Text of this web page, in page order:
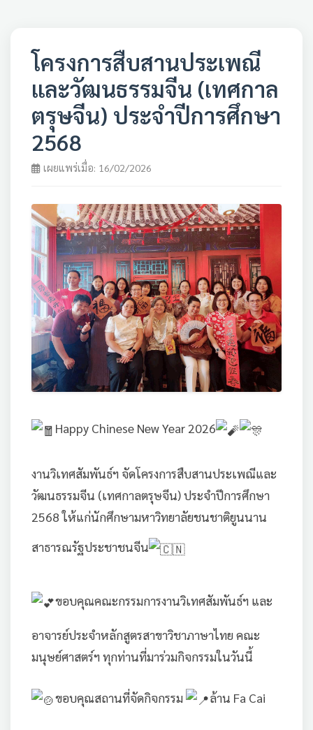
โครงการสืบสานประเพณี
และวัฒนธรรมจีน (เทศกาล
ตรุษจีน) ประจำปีการศึกษา
2568
เผยแพร่เมื่อ: 16/02/2026
Happy Chinese New Year 2026
งานวิเทศสัมพันธ์ฯ จัดโครงการสืบสานประเพณีและ
วัฒนธรรมจีน (เทศกาลตรุษจีน) ประจำปีการศึกษา
2568 ให้แก่นักศึกษามหาวิทยาลัยชนชาติยูนนาน
สาธารณรัฐประชาชนจีน
ขอบคุณคณะกรรมการงานวิเทศสัมพันธ์ฯ และ
อาจารย์ประจำหลักสูตรสาขาวิชาภาษาไทย คณะ
มนุษย์ศาสตร์ฯ ทุกท่านที่มาร่วมกิจกรรมในวันนี้
ขอบคุณสถานที่จัดกิจกรรม ล้าน Fa Cai